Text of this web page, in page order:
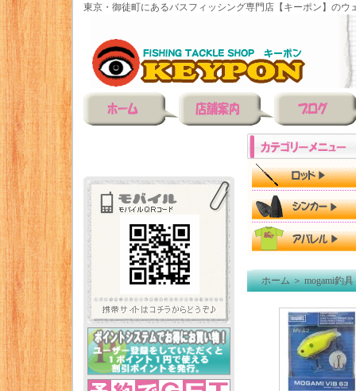
東京・御徒町にあるバスフィッシング専門店【キーポン】のウ
ホーム＞mogami釣具